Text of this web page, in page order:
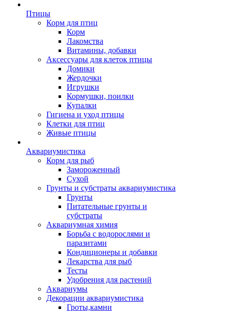
Птицы
Корм для птиц
Корм
Лакомства
Витамины, добавки
Аксессуары для клеток птицы
Домики
Жердочки
Игрушки
Кормушки, поилки
Купалки
Гигиена и уход птицы
Клетки для птиц
Живые птицы
Аквариумистика
Корм для рыб
Замороженный
Сухой
Грунты и субстраты аквариумистика
Грунты
Питательные грунты и
субстраты
Аквариумная химия
Борьба с водорослями и
паразитами
Кондиционеры и добавки
Лекарства для рыб
Тесты
Удобрения для растений
Аквариумы
Декорации аквариумистика
Гроты,камни